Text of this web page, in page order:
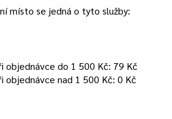
místo se jedná o tyto služby:
objednávce do 1 500 Kč: 79 Kč
objednávce nad 1 500 Kč: 0 Kč